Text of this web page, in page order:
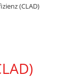
(CLAD)